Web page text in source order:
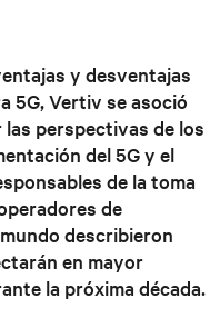
y desventajas
5G, Vertiv se asoció
las perspectivas de los
del 5G y el
de la toma
de
describieron
en mayor
la próxima década.